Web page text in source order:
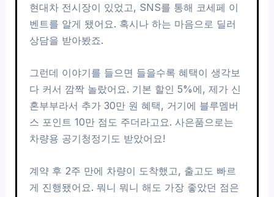
현대차 전시장이 있었고, SNS를 통해 코세페 이
벤트를 알게 됐어요. 혹시나 하는 마음으로 딜러
상담을 받아봤죠.
그런데 이야기를 들으면 들을수록 혜택이 생각보
다 커서 깜짝 놀랐어요. 기본 할인 5%에, 제가 신
혼부부라서 추가 30만 원 혜택, 거기에 블루멤버
스 포인트 10만 점도 주더라고요. 사은품으로는
차량용 공기청정기도 받았어요!
계약 후 2주 만에 차량이 도착했고, 출고도 빠르
게 진행됐어요. 뭐니 뭐니 해도 가장 좋았던 점은